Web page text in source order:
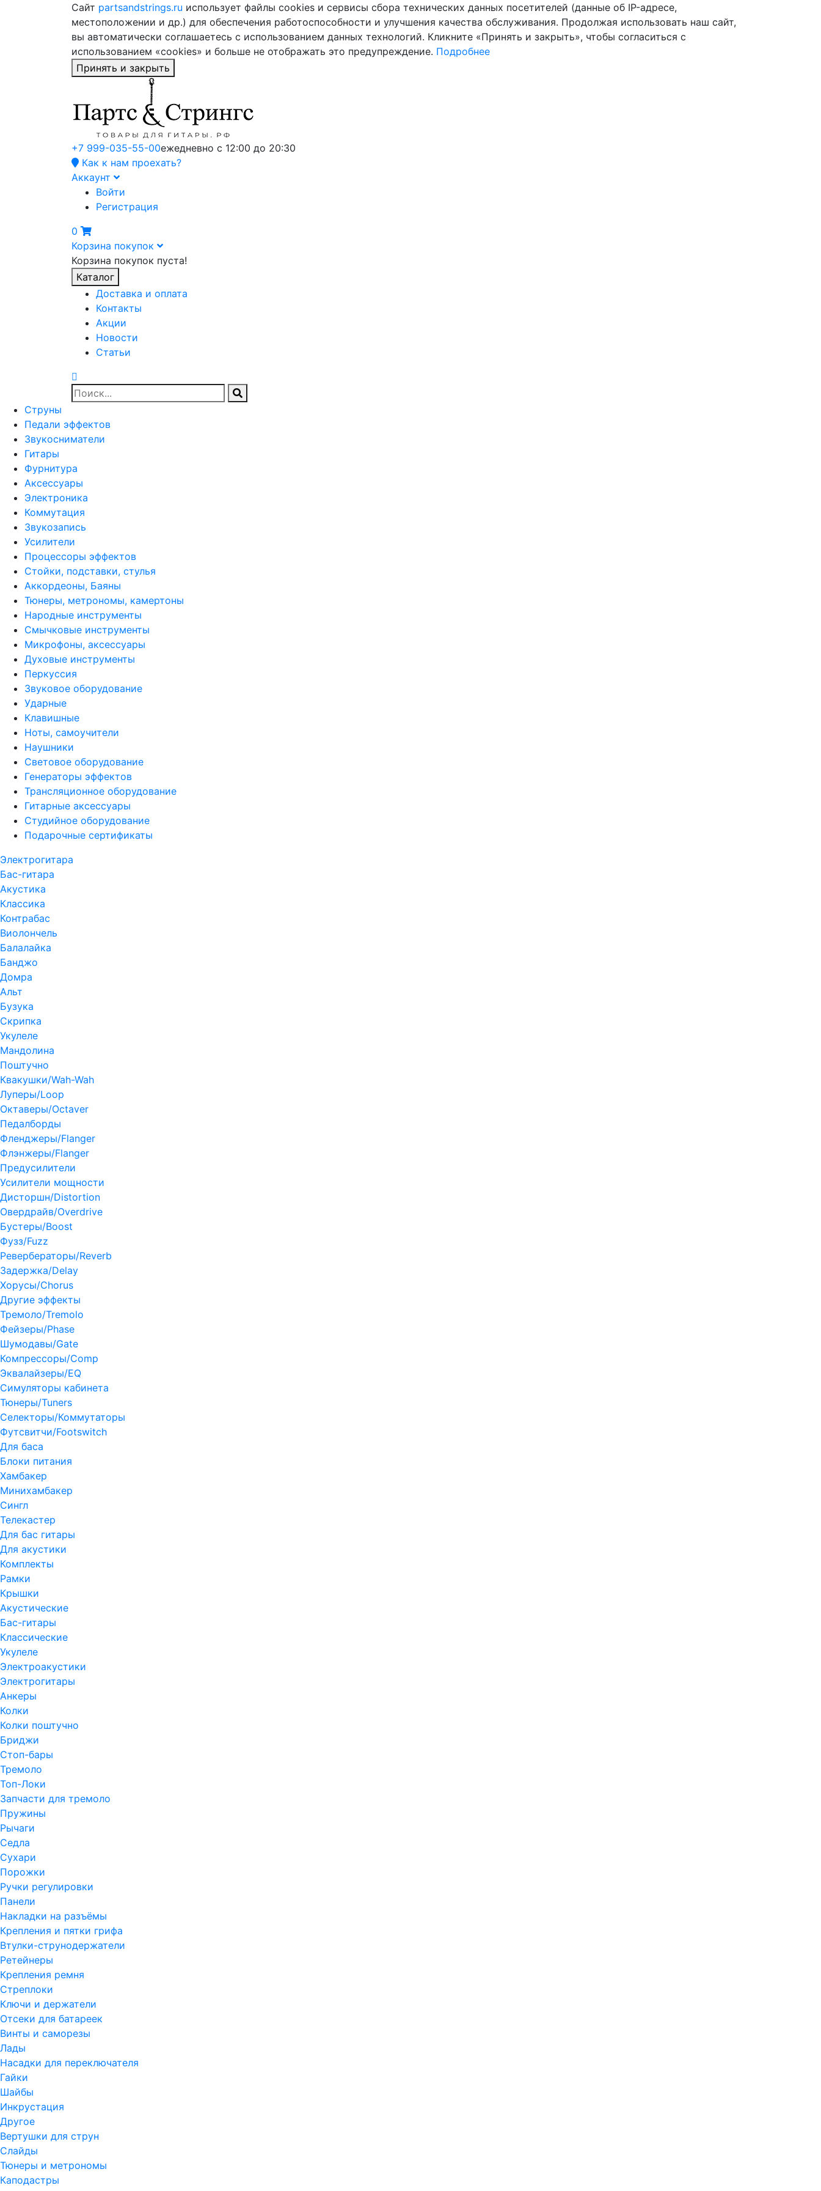
Сайт partsandstrings.ru использует файлы cookies и сервисы сбора технических данных посетителей (данные об IP-адресе,
местоположении и др.) для обеспечения работоспособности и улучшения качества обслуживания. Продолжая использовать наш сайт,
вы автоматически соглашаетесь с использованием данных технологий. Кликните «Принять и закрыть», чтобы согласиться с
использованием «cookies» и больше не отображать это предупреждение. Подробнее
Принять и закрыть
+7 999-035-55-00ежедневно с 12:00 до 20:30
Как к нам проехать?
Аккаунт
Войти
Регистрация
0
Корзина покупок
Корзина покупок пуста!
Каталог
Доставка и оплата
Контакты
Акции
Новости
Статьи
Струны
Педали эффектов
Звукосниматели
Гитары
Фурнитура
Аксессуары
Электроника
Коммутация
Звукозапись
Усилители
Процессоры эффектов
Стойки, подставки, стулья
Аккордеоны, Баяны
Тюнеры, метрономы, камертоны
Народные инструменты
Смычковые инструменты
Микрофоны, аксессуары
Духовые инструменты
Перкуссия
Звуковое оборудование
Ударные
Клавишные
Ноты, самоучители
Наушники
Световое оборудование
Генераторы эффектов
Трансляционное оборудование
Гитарные аксессуары
Студийное оборудование
Подарочные сертификаты
Электрогитара
Бас-гитара
Акустика
Классика
Контрабас
Виолончель
Балалайка
Банджо
Домра
Альт
Бузука
Скрипка
Укулеле
Мандолина
Поштучно
Квакушки/Wah-Wah
Луперы/Loop
Октаверы/Octaver
Педалборды
Фленджеры/Flanger
Флэнжеры/Flanger
Предусилители
Усилители мощности
Дисторшн/Distortion
Овердрайв/Overdrive
Бустеры/Boost
Фузз/Fuzz
Ревербераторы/Reverb
Задержка/Delay
Хорусы/Chorus
Другие эффекты
Тремоло/Tremolo
Фейзеры/Phase
Шумодавы/Gate
Компрессоры/Comp
Эквалайзеры/EQ
Симуляторы кабинета
Тюнеры/Tuners
Селекторы/Коммутаторы
Футсвитчи/Footswitch
Для баса
Блоки питания
Хамбакер
Минихамбакер
Сингл
Телекастер
Для бас гитары
Для акустики
Комплекты
Рамки
Крышки
Акустические
Бас-гитары
Классические
Укулеле
Электроакустики
Электрогитары
Анкеры
Колки
Колки поштучно
Бриджи
Стоп-бары
Тремоло
Топ-Локи
Запчасти для тремоло
Пружины
Рычаги
Седла
Сухари
Порожки
Ручки регулировки
Панели
Накладки на разъёмы
Крепления и пятки грифа
Втулки-струнодержатели
Ретейнеры
Крепления ремня
Стреплоки
Ключи и держатели
Отсеки для батареек
Винты и саморезы
Лады
Насадки для переключателя
Гайки
Шайбы
Инкрустация
Другое
Вертушки для струн
Слайды
Тюнеры и метрономы
Каподастры